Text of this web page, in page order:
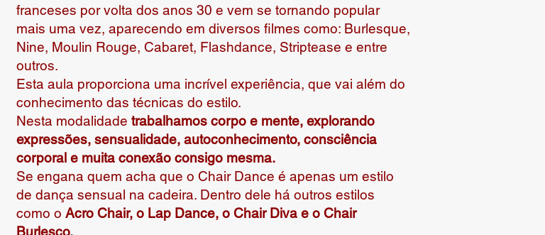
franceses por volta dos anos 30 e vem se tornando popular
mais uma vez, aparecendo em diversos filmes como: Burlesque,
Nine, Moulin Rouge, Cabaret, Flashdance, Striptease e entre
outros.
Esta aula proporciona uma incrível experiência, que vai além do
conhecimento das técnicas do estilo.
Nesta modalidade trabalhamos corpo e mente, explorando
expressões, sensualidade, autoconhecimento, consciência
corporal e muita conexão consigo mesma.
Se engana quem acha que o Chair Dance é apenas um estilo
de dança sensual na cadeira. Dentro dele há outros estilos
como o Acro Chair, o Lap Dance, o Chair Diva e o Chair
Burlesco.